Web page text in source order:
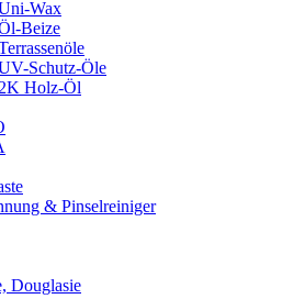
Wax
Beize
Schutz-Öle
2K Holz-Öl
& Pinselreiniger
Douglasie